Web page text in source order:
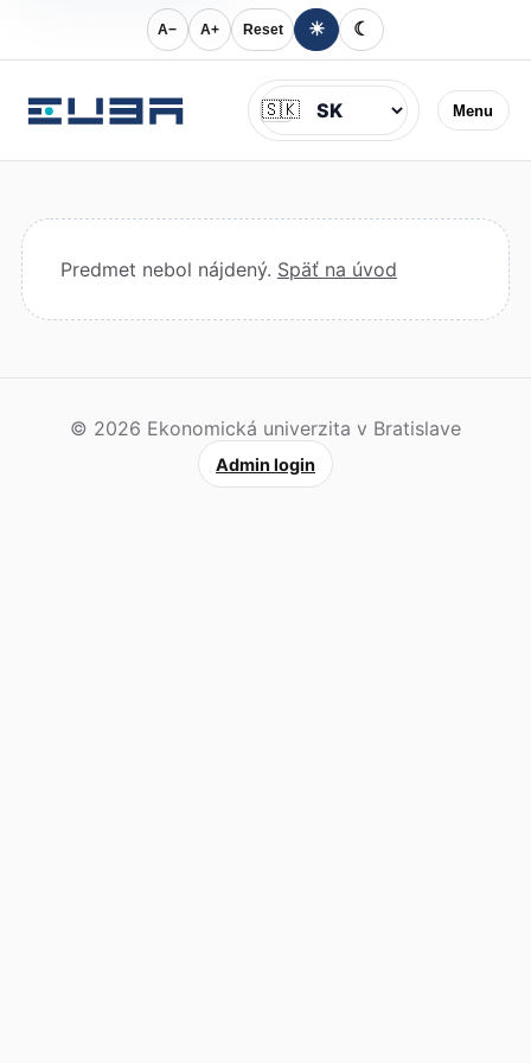
A− A+ Reset ☀ ☾
Menu
Jazyk
🇸🇰
Predmet nebol nájdený. Späť na úvod
© 2026 Ekonomická univerzita v Bratislave
Admin login